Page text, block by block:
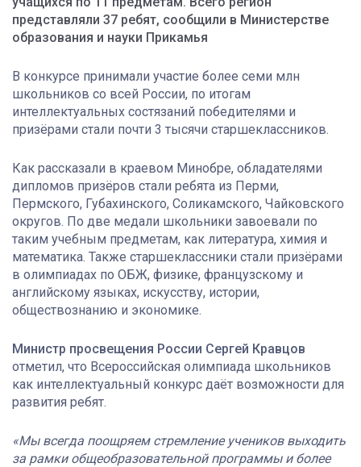
представляли 37 ребят, сообщили в Министерстве
образования и науки Прикамья
В конкурсе принимали участие более семи млн
школьников со всей России, по итогам
интеллектуальных состязаний победителями и
призёрами стали почти 3 тысячи старшеклассников.
Как рассказали в краевом Минобре, обладателями
дипломов призёров стали ребята из Перми,
Пермского, Губахинского, Соликамского, Чайковского
округов. По две медали школьники завоевали по
таким учебным предметам, как литература, химия и
математика. Также старшеклассники стали призёрами
в олимпиадах по ОБЖ, физике, французскому и
английскому языках, искусству, истории,
обществознанию и экономике.
Министр просвещения России Сергей Кравцов
отметил, что Всероссийская олимпиада школьников
как интеллектуальный конкурс даёт возможности для
развития ребят.
«Мы всегда поощряем стремление учеников выходить
за рамки общеобразовательной программы и более